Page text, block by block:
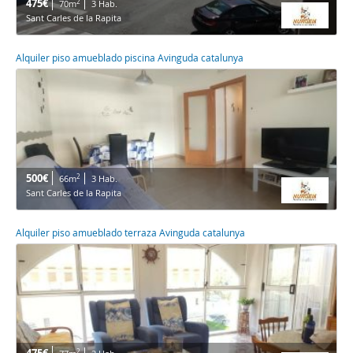
475€ 70m
3 Hab.
Sant Carles de la Rapita
Alquiler piso amueblado piscina Avinguda catalunya
500€ 66m2
3 Hab.
Sant Carles de la Rapita
Alquiler piso amueblado terraza Avinguda catalunya
2